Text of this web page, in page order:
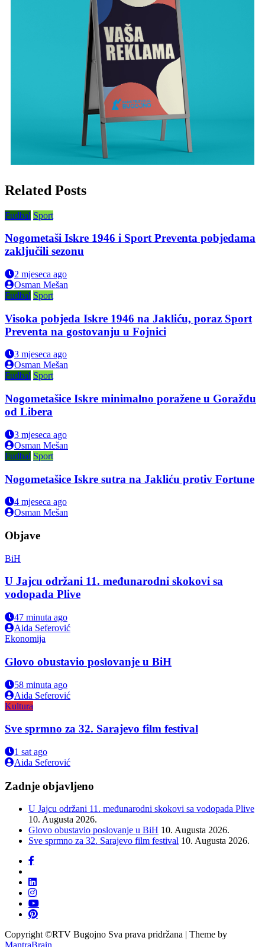
Related Posts
Fudbal Sport
Nogometaši Iskre 1946 i Sport Preventa pobjedama
zaključili sezonu
2 mjeseca ago
Osman Mešan
Fudbal Sport
Visoka pobjeda Iskre 1946 na Jakliću, poraz Sport
Preventa na gostovanju u Fojnici
3 mjeseca ago
Osman Mešan
Fudbal Sport
Nogometašice Iskre minimalno poražene u Goraždu
od Libera
3 mjeseca ago
Osman Mešan
Fudbal Sport
Nogometašice Iskre sutra na Jakliću protiv Fortune
4 mjeseca ago
Osman Mešan
Objave
BiH
U Jajcu održani 11. međunarodni skokovi sa
vodopada Plive
47 minuta ago
Aida Seferović
Ekonomija
Glovo obustavio poslovanje u BiH
58 minuta ago
Aida Seferović
Kultura
Sve sprmno za 32. Sarajevo film festival
1 sat ago
Aida Seferović
Zadnje objavljeno
U Jajcu održani 11. međunarodni skokovi sa vodopada Plive
10. Augusta 2026.
Glovo obustavio poslovanje u BiH 10. Augusta 2026.
Sve sprmno za 32. Sarajevo film festival 10. Augusta 2026.
Copyright ©RTV Bugojno Sva prava pridržana | Theme by